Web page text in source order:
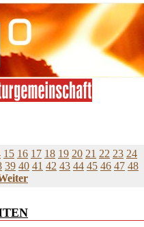
15 16 17 18 19 20 21 22 23 24
39 40 41 42 43 44 45 46 47 48